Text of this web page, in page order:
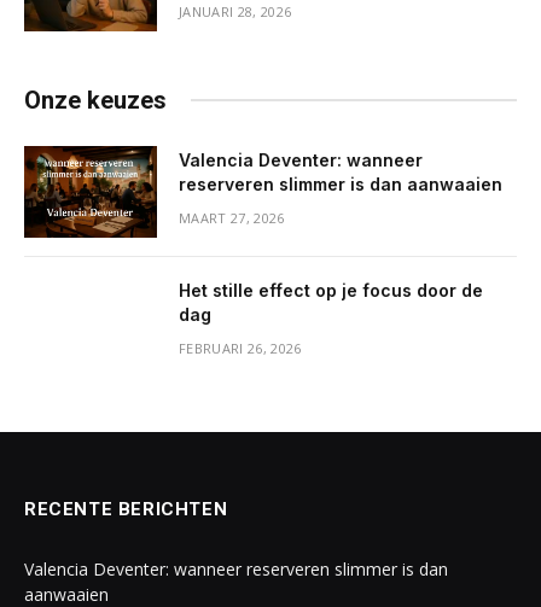
JANUARI 28, 2026
Onze keuzes
Valencia Deventer: wanneer
reserveren slimmer is dan aanwaaien
MAART 27, 2026
Het stille effect op je focus door de
dag
FEBRUARI 26, 2026
RECENTE BERICHTEN
Valencia Deventer: wanneer reserveren slimmer is dan
aanwaaien